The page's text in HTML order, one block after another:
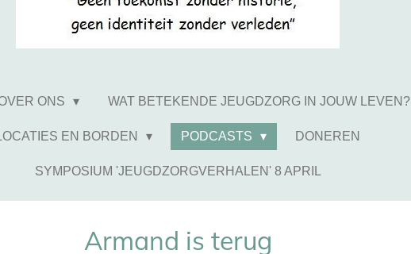
ONS WAT BETEKENDE JEUGDZORG IN JOUW LEVEN?
EN BORDEN PODCASTS DONEREN
SYMPOSIUM 'JEUGDZORGVERHALEN' 8 APRIL
Armand is terug